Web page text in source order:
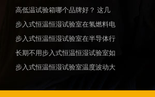
高低温试验箱哪个品牌好？ 这几
步入式恒温恒湿试验室在氢燃料电
步入式恒温恒湿试验室在半导体行
长期不用步入式恒温恒湿试验室如
步入式恒温恒湿试验室温度波动大